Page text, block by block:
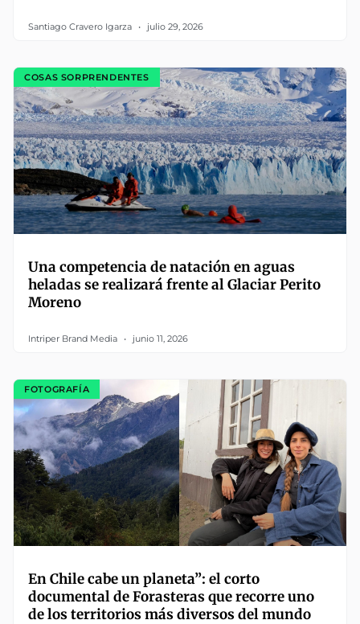
Santiago Cravero Igarza julio 29, 2026
COSAS SORPRENDENTES
Una competencia de natación en aguas
heladas se realizará frente al Glaciar Perito
Moreno
Intriper Brand Media junio 11, 2026
FOTOGRAFÍA
En Chile cabe un planeta”: el corto
documental de Forasteras que recorre uno
de los territorios más diversos del mundo